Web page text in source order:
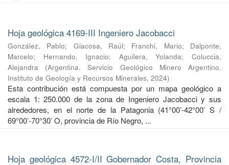
Hoja geológica 4169-III Ingeniero Jacobacci
González, Pablo; Giacosa, Raúl; Franchi, Mario; Dalponte,
Marcelo; Hernando, Ignacio; Aguilera, Yolanda;Coluccia,
Alejandra
(Argentina. Servicio Geológico Minero Argentino.
Instituto de Geología y Recursos Minerales, 2024)
Esta contribución está compuesta por un mapa geológico a
escala 1: 250.000 de la zona de Ingeniero Jacobacci y sus
alrededores, en el norte de la Patagonia (41°00’-42°00’ S /
69°00’-70°30’ O, provincia de Río Negro, ...
Hoja geológica 4572-I/II Gobernador Costa, Provincia